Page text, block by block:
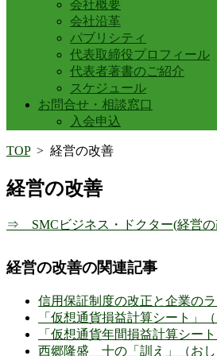
会社概要
会社沿革
パブリシティ
代表取締役プロフィール
代表者著書のご紹介
スケジュール
お問合せ・相談窓口
入会申込
TOP> 経営の改善
経営の改善
⇒ SMCビジネス・ドクター(経営の
経営の改善の関連記事
信用保証制度の改正と企業の
「仮想通貨損益計算シート」
「仮想通貨年間損益計算シー
西郷隆盛 十の「訓え」（おし